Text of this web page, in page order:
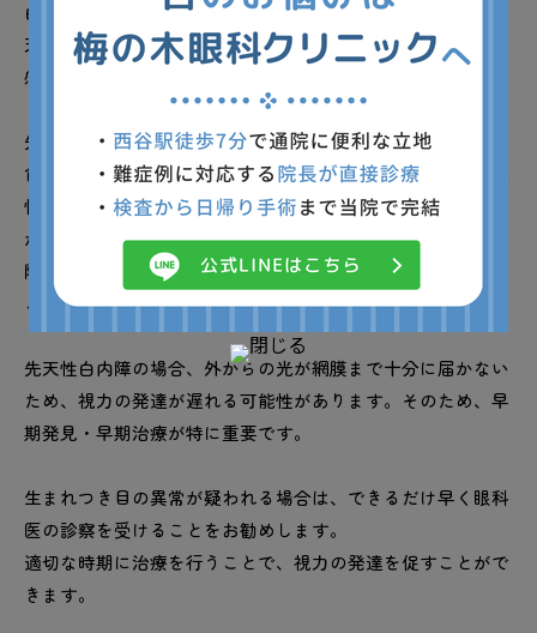
白内障は、生まれつき発症する先天性白内障もあります。先
天性白内障の主な原因には、遺伝的要因（先天素因）と胎内
感染が挙げられます。
先天素因による白内障は、常染色体優性遺伝によるものと染
色体異常によるものがあります。親から子へと遺伝する可能
性があり、家族性に発症することがあります。 また、母親
が妊娠中に風疹などの感染症にかかると、胎児に先天性白内
障が発症するリスクが高まります。
これを胎内感染による先天性白内障といいます。
先天性白内障の場合、外からの光が網膜まで十分に届かない
ため、視力の発達が遅れる可能性があります。そのため、早
期発見・早期治療が特に重要です。
生まれつき目の異常が疑われる場合は、できるだけ早く眼科
医の診察を受けることをお勧めします。
適切な時期に治療を行うことで、視力の発達を促すことがで
きます。